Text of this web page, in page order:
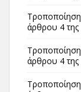
Τροποποίηση
άρθρου 4 της
Τροποποίηση
άρθρου 4 της
Τροποποίηση